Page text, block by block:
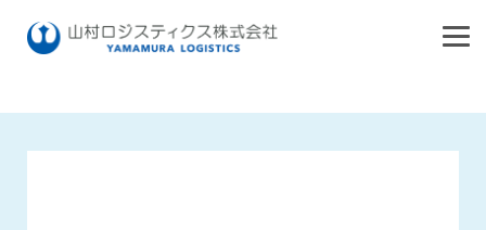
お知らせ
HOME
お知らせ
第21回山村ロジスティクスQCサークル全社大会